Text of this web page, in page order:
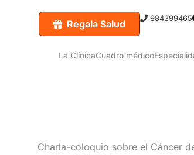
Regala Salud
984399465
La ClínicaCuadro médico
Charla-coloquio sobre el Cáncer